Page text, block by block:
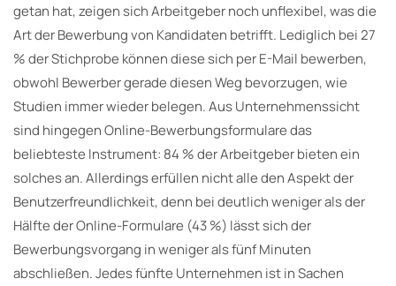
getan hat, zeigen sich Arbeitgeber noch unflexibel, was die
Art der Bewerbung von Kandidaten betrifft. Lediglich bei 27
% der Stichprobe können diese sich per E-Mail bewerben,
obwohl Bewerber gerade diesen Weg bevorzugen, wie
Studien immer wieder belegen. Aus Unternehmenssicht
sind hingegen Online-Bewerbungsformulare das
beliebteste Instrument: 84 % der Arbeitgeber bieten ein
solches an. Allerdings erfüllen nicht alle den Aspekt der
Benutzerfreundlichkeit, denn bei deutlich weniger als der
Hälfte der Online-Formulare (43 %) lässt sich der
Bewerbungsvorgang in weniger als fünf Minuten
abschließen. Jedes fünfte Unternehmen ist in Sachen